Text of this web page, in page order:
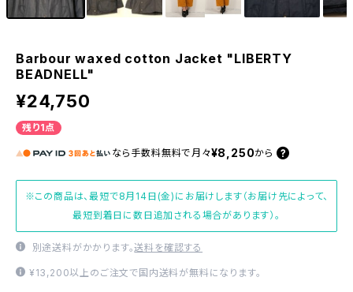
Barbour waxed cotton Jacket "LIBERTY
BEADNELL"
¥24,750
残り1点
なら 手数料無料で 月々¥8,250から
※この商品は、最短で8月14日(金)にお届けします（お届け先によって、
最短到着日に数日追加される場合があります）。
別途送料がかかります。送料を確認する
¥13,200以上のご注文で国内送料が無料になります。